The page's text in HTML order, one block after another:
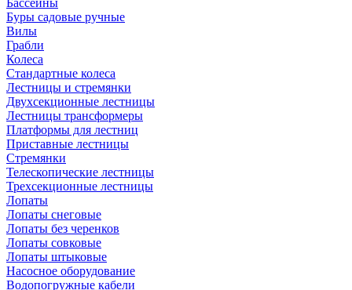
Бассейны
Буры садовые ручные
Вилы
Грабли
Колеса
Стандартные колеса
Лестницы и стремянки
Двухсекционные лестницы
Лестницы трансформеры
Платформы для лестниц
Приставные лестницы
Стремянки
Телескопические лестницы
Трехсекционные лестницы
Лопаты
Лопаты снеговые
Лопаты без черенков
Лопаты совковые
Лопаты штыковые
Насосное оборудование
Водопогружные кабели